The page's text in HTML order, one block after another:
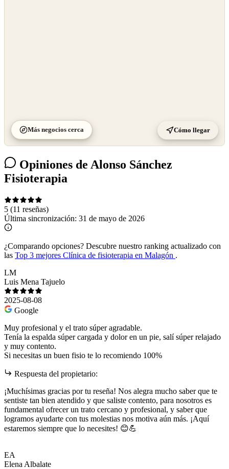
Más negocios cerca Cómo llegar
Opiniones de Alonso Sánchez
Fisioterapia
5 (11 reseñas)
Última sincronización: 31 de mayo de 2026
¿Comparando opciones? Descubre nuestro ranking actualizado con
las Top 3 mejores Clínica de fisioterapia en Malagón .
LM
Luis Mena Tajuelo
2025-08-08
Google
Muy profesional y el trato súper agradable.
Tenía la espalda súper cargada y dolor en un pie, salí súper relajado
y muy contento.
Si necesitas un buen fisio te lo recomiendo 100%
Respuesta del propietario:
¡Muchísimas gracias por tu reseña! Nos alegra mucho saber que te
sentiste tan bien atendido y que saliste contento, para nosotros es
fundamental ofrecer un trato cercano y profesional, y saber que
logramos ayudarte con tus molestias nos motiva aún más. ¡Aquí
estaremos siempre que lo necesites! 😊💪
EA
Elena Albalate